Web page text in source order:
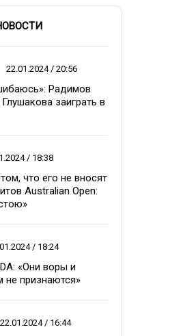
22.01.2024 / 20:56
Радимов
заиграть в
/ 18:38
что его не вносят
Australian Open:
/ 18:24
«Они воры и
не признаются»
22.01.2024 / 16:44